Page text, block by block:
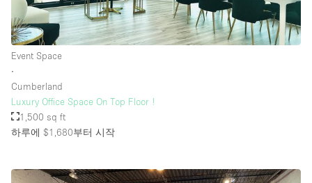
Event Space
∙
Cumberland
Luxury Office Space On Top Floor !
1,500 sq ft
하루에 $1,680부터 시작